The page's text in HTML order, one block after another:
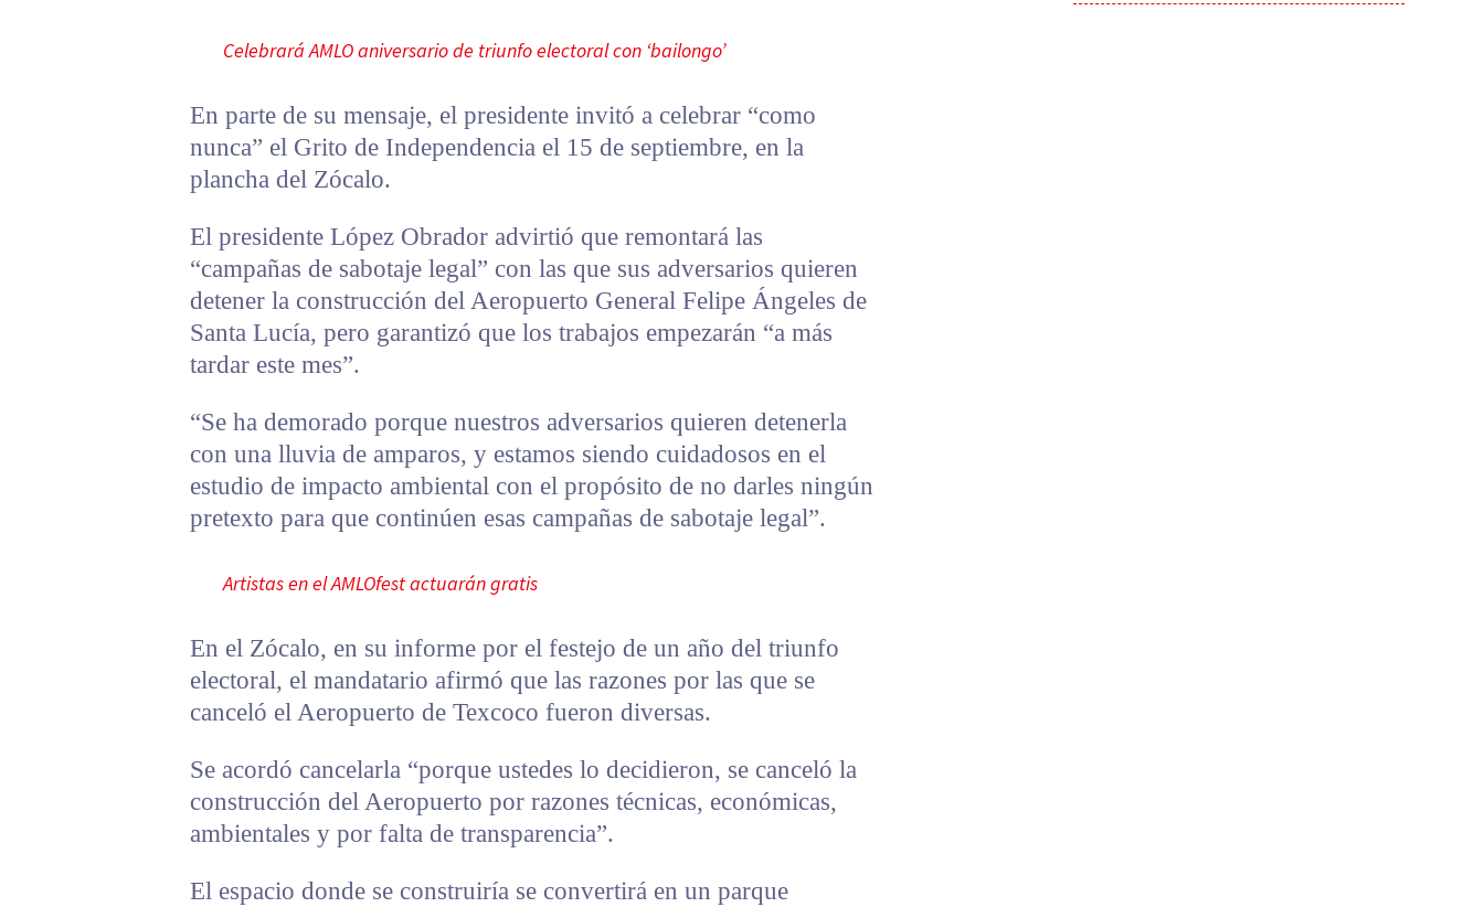
Celebrará AMLO aniversario de triunfo electoral con ‘bailongo’
En parte de su mensaje, el presidente invitó a celebrar “como
nunca” el Grito de Independencia el 15 de septiembre, en la
plancha del Zócalo.
El presidente López Obrador advirtió que remontará las
“campañas de sabotaje legal” con las que sus adversarios quieren
detener la construcción del Aeropuerto General Felipe Ángeles de
Santa Lucía, pero garantizó que los trabajos empezarán “a más
tardar este mes”.
“Se ha demorado porque nuestros adversarios quieren detenerla
con una lluvia de amparos, y estamos siendo cuidadosos en el
estudio de impacto ambiental con el propósito de no darles ningún
pretexto para que continúen esas campañas de sabotaje legal”.
Artistas en el AMLOfest actuarán gratis
En el Zócalo, en su informe por el festejo de un año del triunfo
electoral, el mandatario afirmó que las razones por las que se
canceló el Aeropuerto de Texcoco fueron diversas.
Se acordó cancelarla “porque ustedes lo decidieron, se canceló la
construcción del Aeropuerto por razones técnicas, económicas,
ambientales y por falta de transparencia”.
El espacio donde se construiría se convertirá en un parque